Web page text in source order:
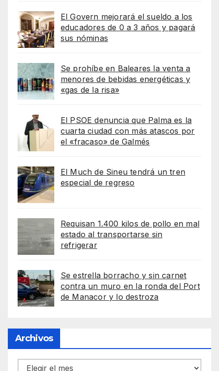
El Govern mejorará el sueldo a los
educadores de 0 a 3 años y pagará
sus nóminas
Se prohíbe en Baleares la venta a
menores de bebidas energéticas y
«gas de la risa»
El PSOE denuncia que Palma es la
cuarta ciudad con más atascos por
el «fracaso» de Galmés
El Much de Sineu tendrá un tren
especial de regreso
Requisan 1.400 kilos de pollo en mal
estado al transportarse sin
refrigerar
Se estrella borracho y sin carnet
contra un muro en la ronda del Port
de Manacor y lo destroza
Archivos
Archivos